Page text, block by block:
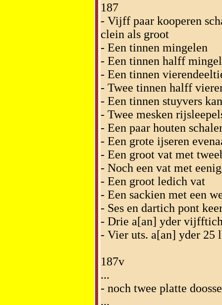
187
- Vijff paar kooperen
clein als groot
- Een tinnen mingelen
- Een tinnen halff
- Een tinnen
- Twee tinnen halff
- Een tinnen stuyvers
- Twee mesken
- Een paar houten
- Een grote ijseren
- Een groot vat met
- Noch een vat met
- Een groot ledich vat
- Een sackien met een
- Ses en dartich pont
- Drie a[an] yder
- Vier uts. a[an] yder 25
187v
...
- noch twee platte
...